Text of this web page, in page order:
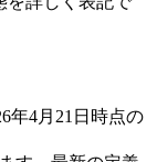
年4月21日 時点の